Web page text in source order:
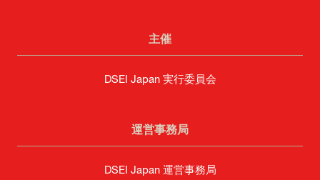
主催
DSEI Japan 実行委員会
運営事務局
DSEI Japan 運営事務局